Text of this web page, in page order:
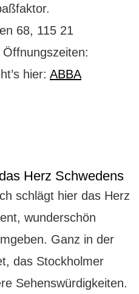
68, 115 21
hier: ABBA
Herz Schwedens
schlägt hier das Herz
wunderschön
Ganz in der
das Stockholmer
Sehenswürdigkeiten.